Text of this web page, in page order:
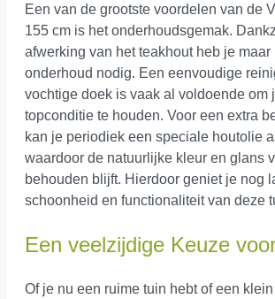
Een van de grootste voordelen van de
155 cm is het onderhoudsgemak.
afwerking van het teakhout heb je maar
onderhoud nodig. Een eenvoudige
vochtige doek is vaak al voldoende om
topconditie te houden. Voor een extra
kan je periodiek een speciale houtolie
waardoor de natuurlijke kleur en glans
behouden blijft. Hierdoor geniet je nog
schoonheid en functionaliteit van deze
Een veelzijdige Keuze
Of je nu een ruime tuin hebt of een